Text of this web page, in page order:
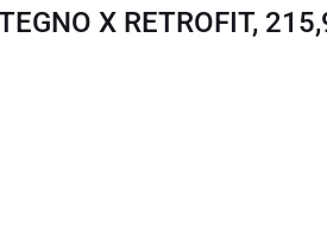
X RETROFIT,